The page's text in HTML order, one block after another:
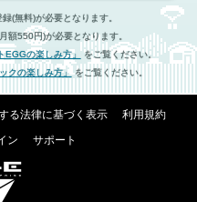
(無料)が必要となります。
額550円)が必要となります。
EGGの楽しみ方」をご覧ください。
クの楽しみ方」をご覧ください。
る法律に基づく表示
利用規約
ン
サポート